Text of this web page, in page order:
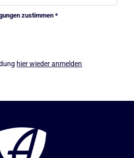
zustimmen*
hier wieder anmelden